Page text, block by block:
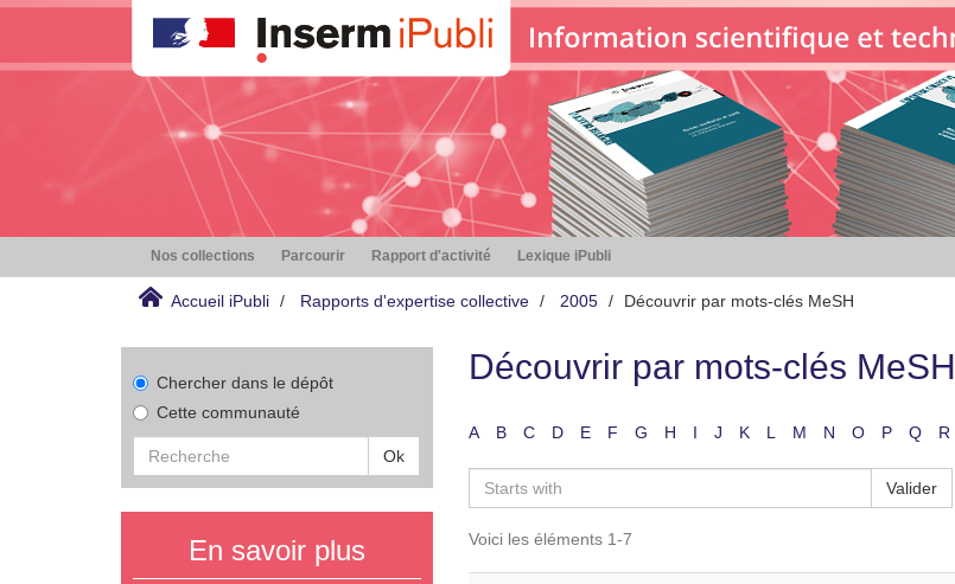
Nos collections Parcourir Rapport d'activité Lexique iPubli
Accueil iPubli Rapports d'expertise collective 2005 Découvrir par mots-clés MeSH
Chercher dans le dépôt
Cette communauté
Ok
En savoir plus
Découvrir par mots-clés MeSH
A B C D E F G H I J K L M N O P Q R
Valider
Voici les éléments 1-7